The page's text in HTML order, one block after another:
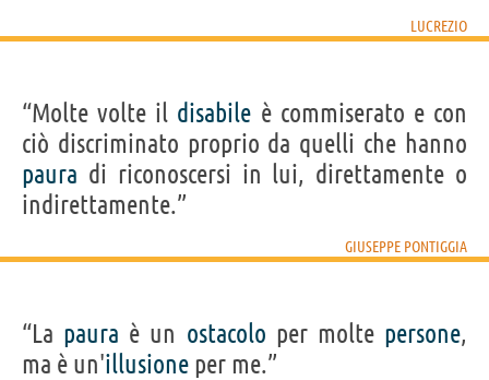
LUCREZIO
“Molte volte il disabile è commiserato e con
ciò discriminato proprio da quelli che hanno
paura di riconoscersi in lui, direttamente o
indirettamente.”
GIUSEPPE PONTIGGIA
“La paura è un ostacolo per molte persone,
ma è un'illusione per me.”